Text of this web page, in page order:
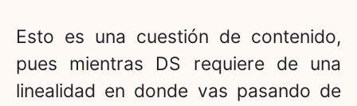
Esto es una cuestión de contenido,
pues mientras DS requiere de una
linealidad en donde vas pasando de